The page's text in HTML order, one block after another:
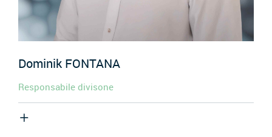
Dominik FONTANA
Responsabile divisone